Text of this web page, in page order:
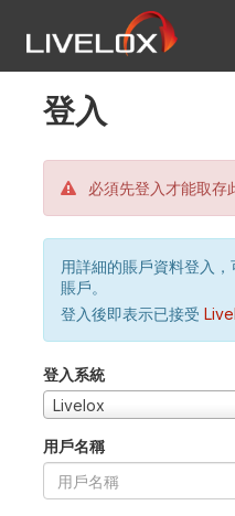
登入
必須先登入才能取存
用詳細的賬戶資料登入
賬戶。
登入後即表示已接受
登入系統
Livelox
用戶名稱